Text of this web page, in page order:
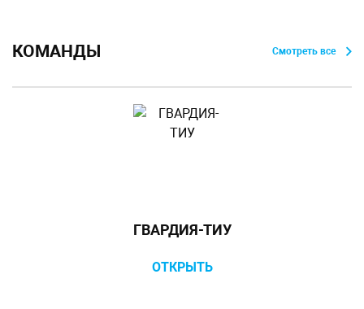
КОМАНДЫ Смотреть все
ГВАРДИЯ-ТИУ
ОТКРЫТЬ